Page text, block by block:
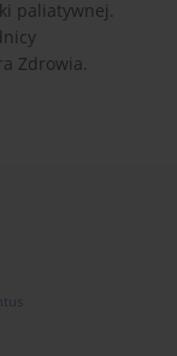
paliatywnej.
Zdrowia.